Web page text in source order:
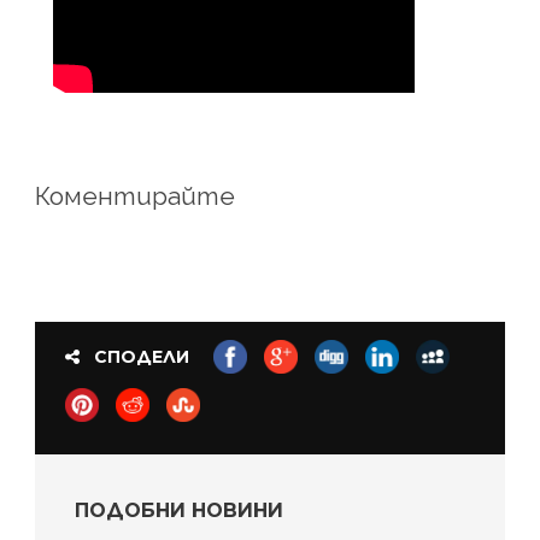
Коментирайте
СПОДЕЛИ
ПОДОБНИ НОВИНИ